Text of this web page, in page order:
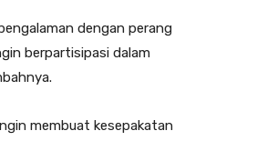
dengan perang
berpartisipasi dalam
membuat kesepakatan